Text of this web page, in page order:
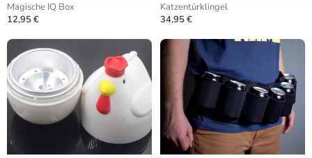
Magische IQ Box
12,95 €
Katzentürklingel
34,95 €